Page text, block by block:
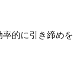
的に引き締めを